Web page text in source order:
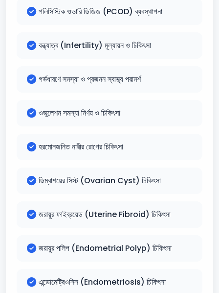
পলিসিস্টিক ওভারি ডিজিজ (PCOD) ব্যবস্থাপনা
বন্ধ্যাত্ব (Infertility) মূল্যায়ন ও চিকিৎসা
গর্ভধারণে সমস্যা ও প্রজনন স্বাস্থ্য পরামর্শ
ওভুলেশন সমস্যা নির্ণয় ও চিকিৎসা
হরমোনজনিত নারীর রোগের চিকিৎসা
ডিম্বাশয়ের সিস্ট (Ovarian Cyst) চিকিৎসা
জরায়ুর ফাইব্রয়েড (Uterine Fibroid) চিকিৎসা
জরায়ুর পলিপ (Endometrial Polyp) চিকিৎসা
এন্ডোমেট্রিওসিস (Endometriosis) চিকিৎসা